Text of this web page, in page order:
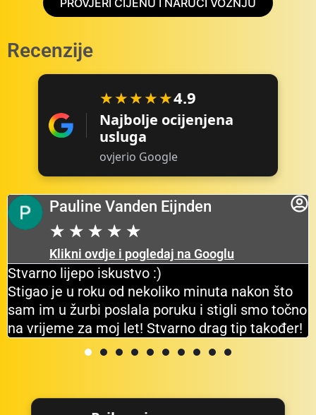
PROVJERI CIJENU I NARUČI VOŽNJU
Recenzije
★★★★★4.9
Najbolje ocijenjena
usluga
ovjerio Google
Pauline Vanden Eijnden
★ ★ ★ ★ ★
Klikni ovdje i pogledaj na Googlu
Stvarno lijepo iskustvo :)
Stigao je u roku od nekoliko minuta nakon što
sam im u žurbi poslala poruku i stigli smo točno
na vrijeme za moj let! Stvarno drag tip također!